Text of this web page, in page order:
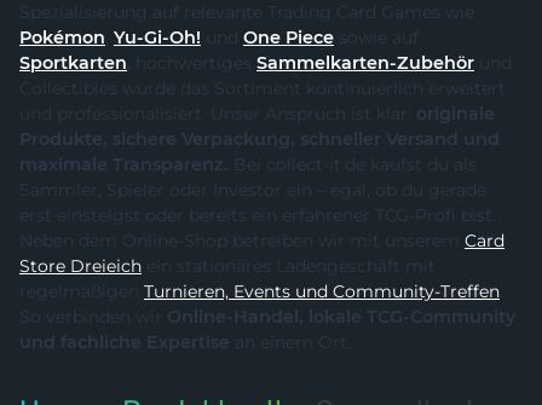
Spezialisierung auf relevante Trading Card Games wie
Pokémon, Yu-Gi-Oh! und One Piece sowie auf
Sportkarten , hochwertiges Sammelkarten-Zubehör
Collectibles wurde das Sortiment kontinuierlich erweitert
und professionalisiert. Unser Anspruch ist klar: originale
Produkte, sichere Verpackung, schneller Versand und
maximale Transparenz. Bei collect-it.de kaufst du als
Sammler, Spieler oder Investor ein – egal, ob du gerade
erst einsteigst oder bereits ein erfahrener TCG-Profi bist.
Neben dem Online-Shop betreiben wir mit unserem Card
Store Dreieich ein stationäres Ladengeschäft mit
regelmäßigen
Turnieren, Events und Community-Treffen.
So verbinden wir Online-Handel, lokale TCG-Community
und fachliche Expertise an einem Ort.